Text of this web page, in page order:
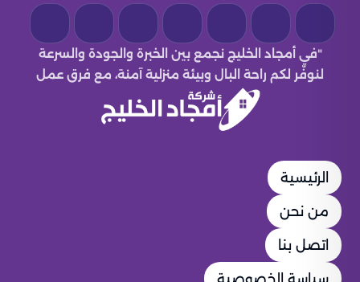
"في أمجاد الخليج نجمع بين الخبرة والجودة والسرعة
لنوفّر لكم راحة البال وبيئة منزلية آمنة، مع فرق عمل
مدرّبة وأدوات حديثة وبأسعار تنافسية."
الرئيسية
من نحن
اتصل بنا
سياسة الخصوصية